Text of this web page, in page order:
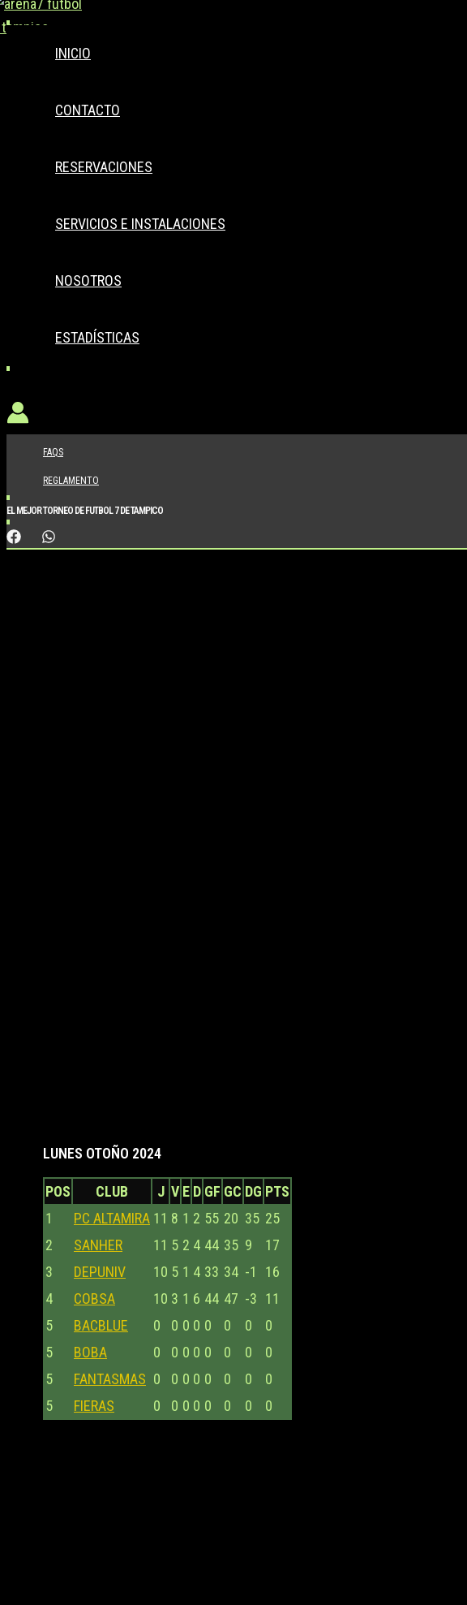
Ir
al
contenidoINICIO
CONTACTO
RESERVACIONES
SERVICIOS E INSTALACIONES
NOSOTROS
ESTADÍSTICAS
FAQS
REGLAMENTO
EL MEJOR TORNEO DE FUTBOL 7 DE TAMPICO
LUNES OTOÑO 2024
POS CLUB J V E D GF GC DG PTS
1
PC ALTAMIRA 11 8 1 2 55 20 35 25
2
SANHER 11 5 2 4 44 35 9
17
3
DEPUNIV 10 5 1 4 33 34 -1
16
4
COBSA 10 3 1 6 44 47 -3 11
5
BACBLUE 0 0 0 0 0 0 0
0
5
BOBA 0 0 0 0 0 0 0
0
5
FANTASMAS 0 0 0 0 0 0 0
0
5
FIERAS 0 0 0 0 0 0 0 0
Buscar..